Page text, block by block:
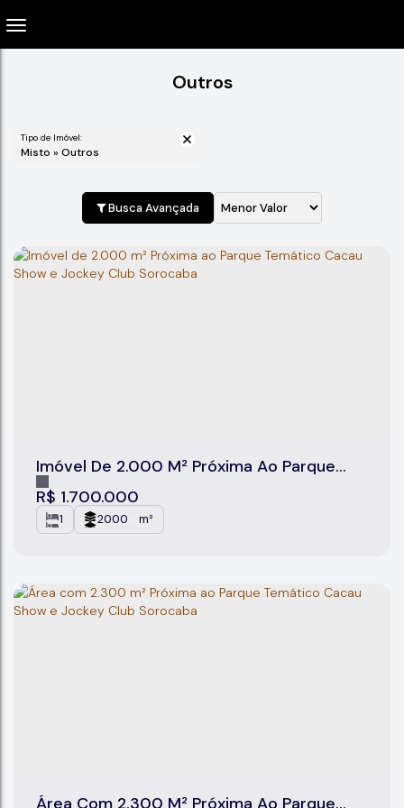
Outros
Tipo de Imóvel:
Misto » Outros
Busca Avançada
Imóvel De 2.000 M² Próxima Ao Parque
Temático Cacau Show E Jockey Club
Sorocaba
R$ 1.700.000
1 2000 m²
Área Com 2.300 M² Próxima Ao Parque